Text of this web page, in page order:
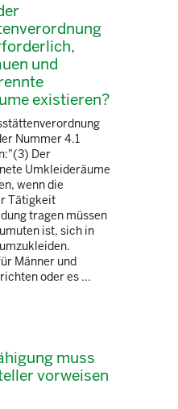
und
existieren?
Nummer 4.1
Der
Umkleideräume
wenn die
Tätigkeit
tragen müssen
ist, sich in
Männer und
oder es ...
muss
vorweisen